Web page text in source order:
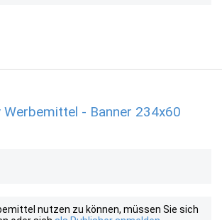
Werbemittel - Banner 234x60
nutzen zu können, müssen Sie sich